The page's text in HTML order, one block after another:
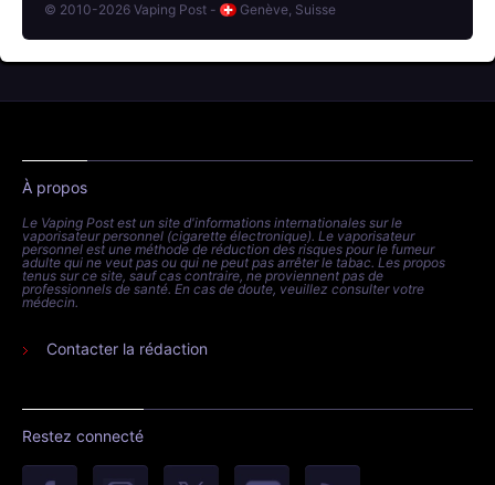
© 2010-2026 Vaping Post - Genève, Suisse
À propos
Le Vaping Post est un site d'informations internationales sur le
vaporisateur personnel (cigarette électronique). Le vaporisateur
personnel est une méthode de réduction des risques pour le fumeur
adulte qui ne veut pas ou qui ne peut pas arrêter le tabac. Les propos
tenus sur ce site, sauf cas contraire, ne proviennent pas de
professionnels de santé. En cas de doute, veuillez consulter votre
médecin.
Contacter la rédaction
Restez connecté